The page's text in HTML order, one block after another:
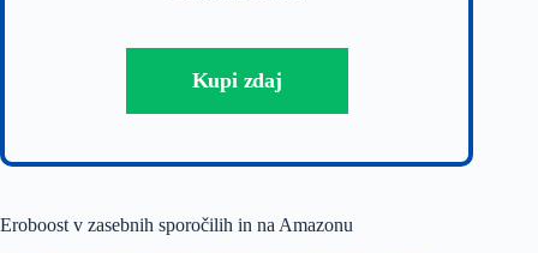
Kupi zdaj
Eroboost v zasebnih sporočilih in na Amazonu